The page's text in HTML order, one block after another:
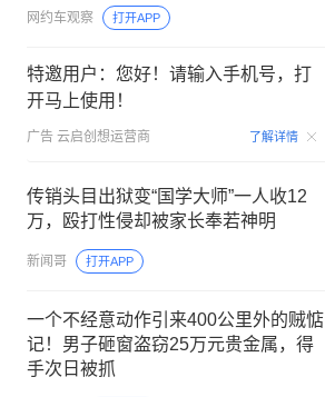
网约车观察 打开APP
特邀用户：您好！请输入手机号，打
开马上使用！
广告 云启创想运营商 了解详情
传销头目出狱变“国学大师”一人收12
万，殴打性侵却被家长奉若神明
新闻哥 打开APP
一个不经意动作引来400公里外的贼惦
记！男子砸窗盗窃25万元贵金属，得
手次日被抓